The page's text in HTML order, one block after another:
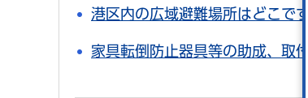
港区内の広域避難場所はどこです
家具転倒防止器具等の助成、取